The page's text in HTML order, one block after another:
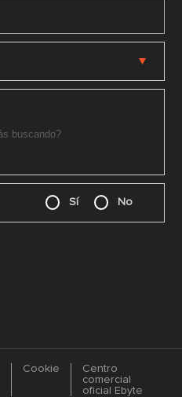
Sí No
Cookie
Centro
comercial
oficial Ebyte